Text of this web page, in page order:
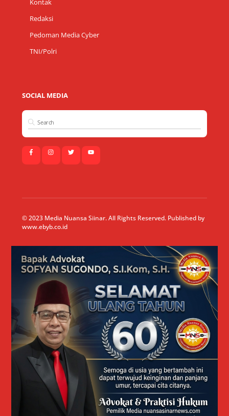
Kontak
Redaksi
Pedoman Media Cyber
TNI/Polri
SOCIAL MEDIA
© 2023 Media Nuansa Siinar. All Rights Reserved. Published by
www.ebyb.co.id